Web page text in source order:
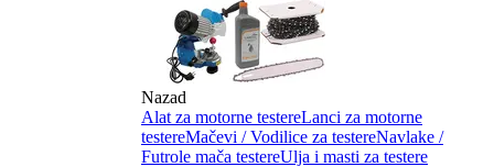
Nazad
Alat za motorne testereLanci za motorne
testereMačevi / Vodilice za testereNavlake /
Futrole mača testereUlja i masti za testere